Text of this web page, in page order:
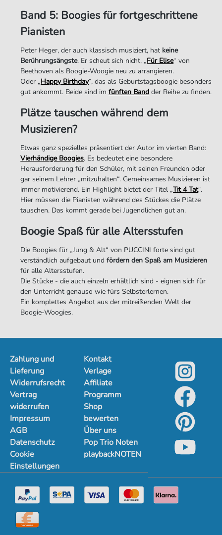
Band 5: Boogies für fortgeschrittene
Pianisten
Peter Heger, der auch klassisch musiziert, hat keine
Berührungsängste. Er scheut sich nicht, „Für Elise“ von
Beethoven als Boogie-Woogie neu zu arrangieren.
Oder „Happy Birthday“, das als Geburtstagsboogie besonders
gut ankommt. Beide sind imfünften Band der Reihe zu finden.
Plätze tauschen während dem
Musizieren?
Etwas ganz spezielles präsentiert der Autor im vierten Band:
Vierhändige Boogies. Es bedeutet eine besondere
Herausforderung für den Schüler, mit seinen Freunden oder
gar seinem Lehrer „mitzuhalten“. Gemeinsames Musizieren ist
immer motivierend. Ein Highlight bietet der Titel „Tit 4 Tat“.
Hier müssen die Pianisten während des Stückes die Plätze
tauschen. Das kommt gerade bei Jugendlichen gut an.
Boogie Spaß für alle Altersstufen
Die Boogies für „Jung & Alt“ von PUCCINI forte sind gut
verständlich aufgebaut undfördern den Spaß am Musizieren
für alle Altersstufen.
Die Stücke - die auch einzeln erhältlich sind - eignen sich für
den Unterricht genauso wie fürs Selbsterlernen.
Ein komplettes Angebot aus der mitreißenden Welt der
Boogie-Woogies.
Zahlung und
Lieferung
Widerrufsrecht
Vertrag
widerrufen
Impressum
AGB
Datenschutz
Cookie
Einstellungen
Kontakt
Verlage
Affiliate
Programm
Shop
bewerten
Über uns
Pop Trio Noten
playbackNOTEN